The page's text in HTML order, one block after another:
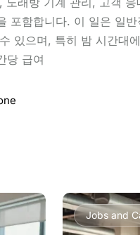
포함합니다. 이 일은 일반
있으며, 특히 밤 시간대
당 급여
Jobs and